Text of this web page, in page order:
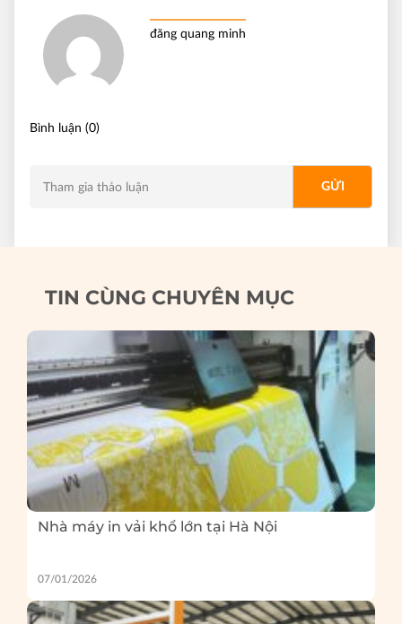
đăng quang minh
Bình luận (0)
TIN CÙNG CHUYÊN MỤC
Nhà máy in vải khổ lớn tại Hà Nội
07/01/2026